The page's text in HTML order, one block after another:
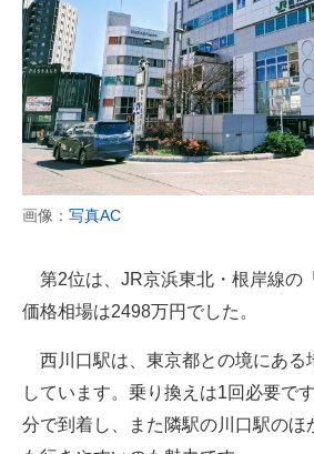
画像： 写真AC
第2位は、JR京浜東北・根岸線の
価格相場は2498万円でした。
西川口駅は、東京都との境にある
しています。乗り換えは1回必要で
分で到着し、また隣駅の川口駅のほ